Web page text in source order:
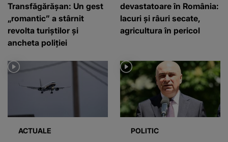
Transfăgărășan: Un gest
„romantic” a stârnit
revolta turiștilor și
ancheta poliției
devastatoare în România:
lacuri și râuri secate,
agricultura în pericol
ACTUALE POLITIC